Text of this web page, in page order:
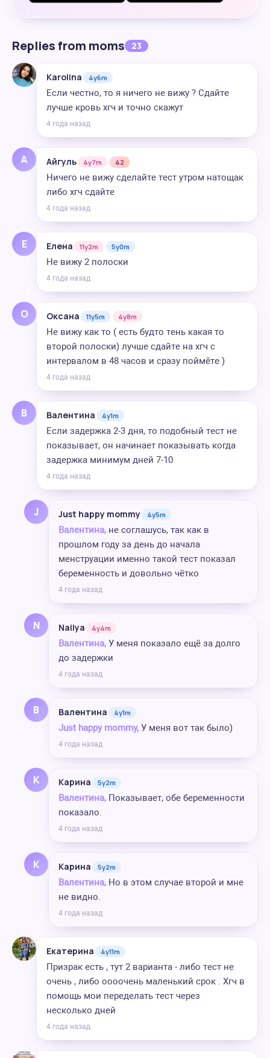
Replies from moms 23
Karolina 4y6m
Если честно, то я ничего не вижу ? Сдайте
лучше кровь хгч и точно скажут
4 года назад
А Айгуль 4y7m 42
Ничего не вижу сделайте тест утром натощак
либо хгч сдайте
4 года назад
Е Елена 11y2m 5y0m
Не вижу 2 полоски
4 года назад
О Оксана 11y5m 4y8m
Не вижу как то ( есть будто тень какая то
второй полоски) лучше сдайте на хгч с
интервалом в 48 часов и сразу поймёте )
4 года назад
В Валентина 4y1m
Если задержка 2-3 дня, то подобный тест не
показывает, он начинает показывать когда
задержка минимум дней 7-10
4 года назад
J Just happy mommy 4y5m
Валентина, не соглашусь, так как в
прошлом году за день до начала
менструации именно такой тест показал
беременность и довольно чётко
4 года назад
N Nailya 4y4m
Валентина, У меня показало ещё за долго
до задержки
4 года назад
В Валентина 4y1m
Just happy mommy, У меня вот так было)
4 года назад
К Карина 5y2m
Валентина, Показывает, обе беременности
показало.
4 года назад
К Карина 5y2m
Валентина, Но в этом случае второй и мне
не видно.
4 года назад
Екатерина 4y11m
Призрак есть , тут 2 варианта - либо тест не
очень , либо оооочень маленький срок . Хгч в
помощь мои переделать тест через
несколько дней
4 года назад